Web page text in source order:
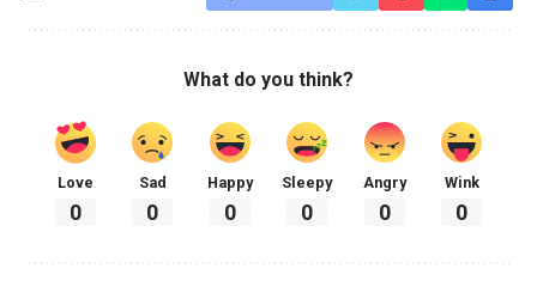
What do you think?
Love
0
Sad
0
Happy
0
Sleepy
0
Angry
0
Wink
0